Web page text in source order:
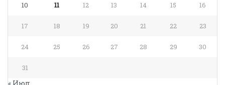
10 11 12 13 14 15 16
17 18 19 20 21 22 23
24 25 26 27 28 29 30
31